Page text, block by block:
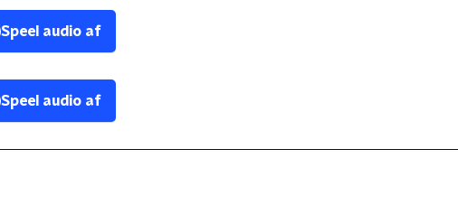
Speel audio af
Speel audio af